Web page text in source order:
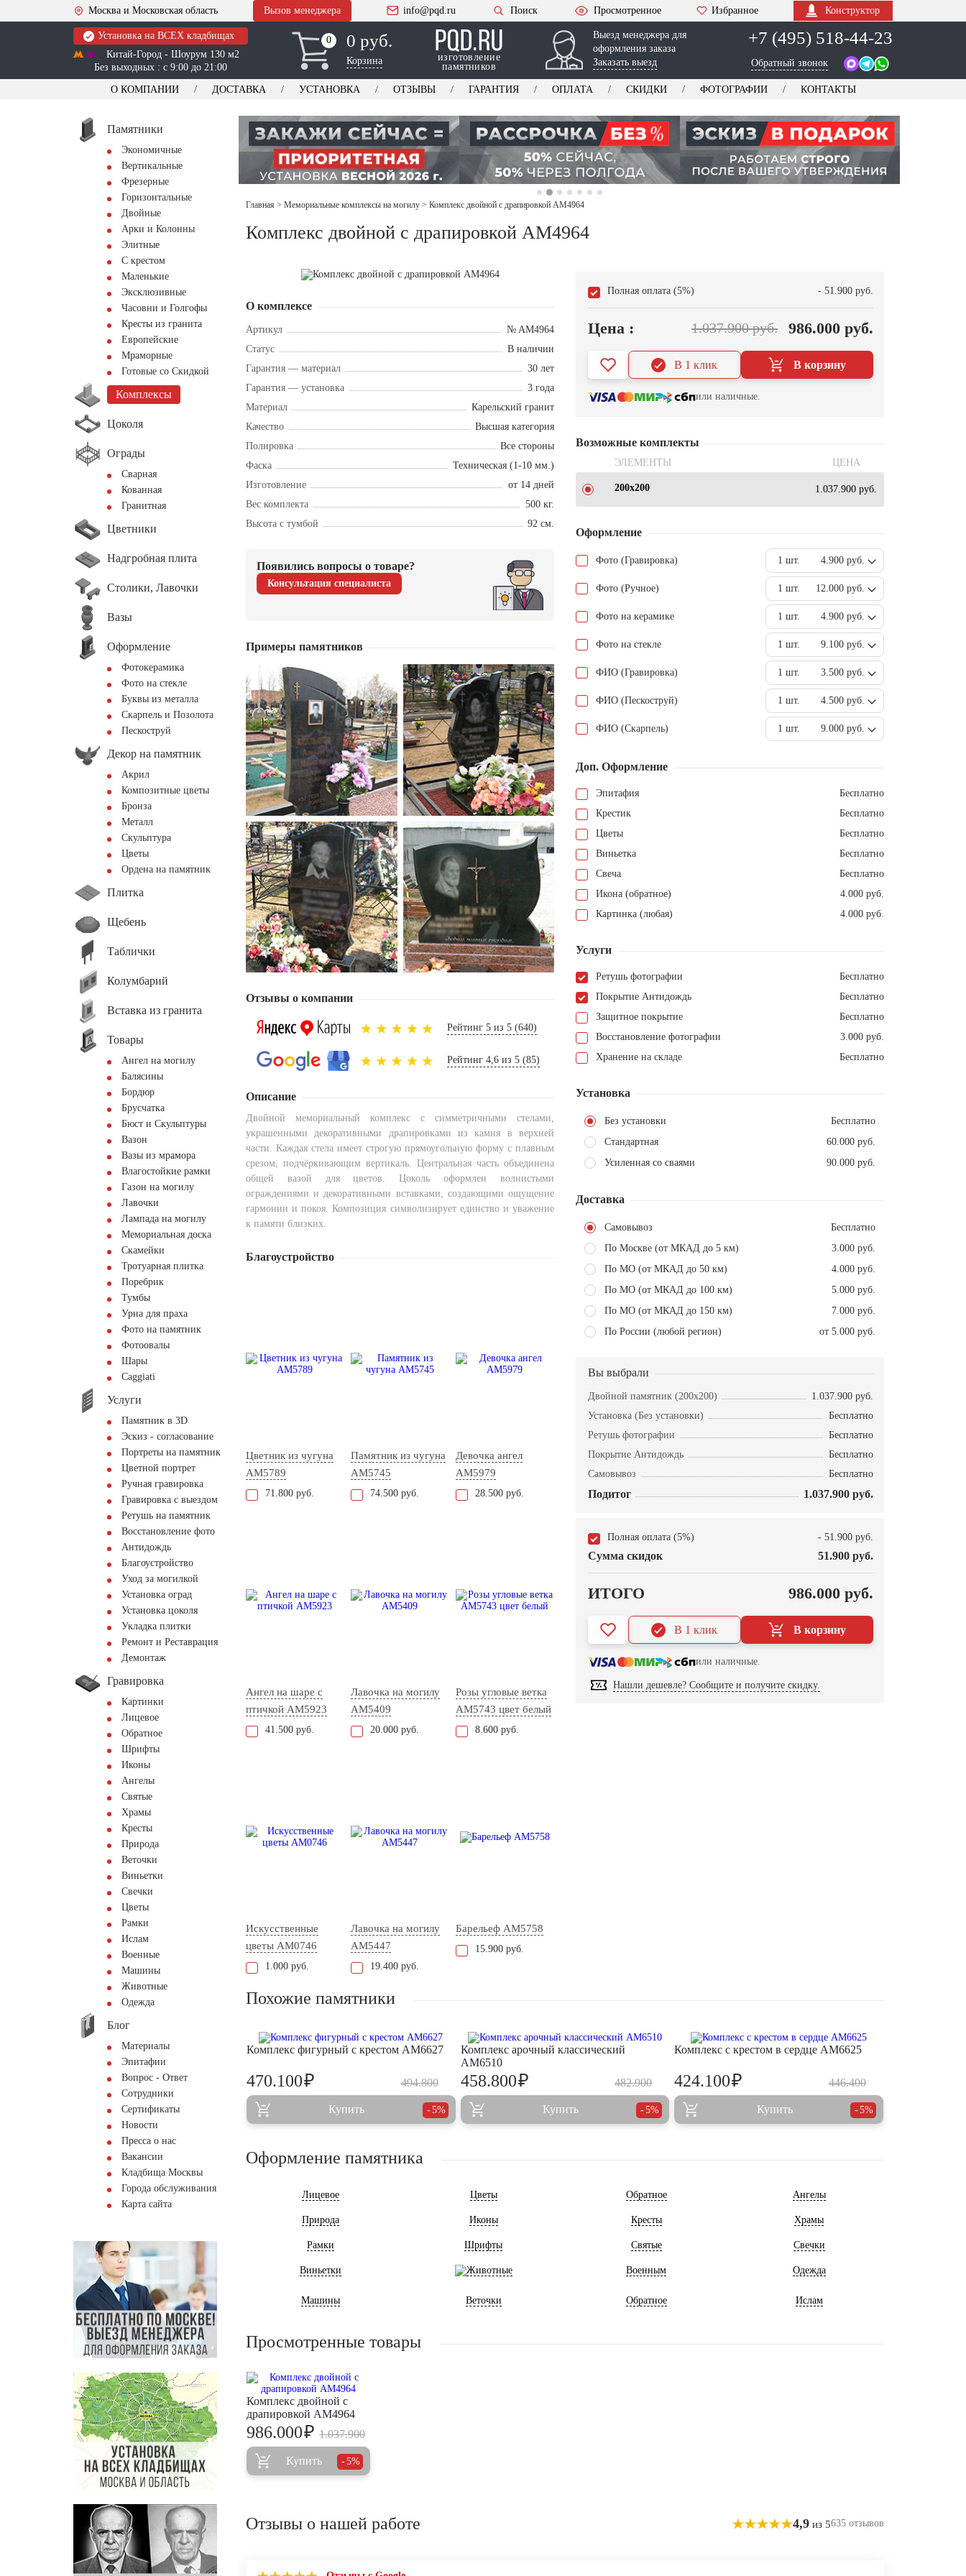
Москва и Московская область Вызов менеджера info@pqd.ru Поиск Просмотренное Избранное Конструктор
Установка на ВСЕХ кладбищах
Китай-Город - Шоурум 130 м2
Без выходных : с 9:00 до 21:00
0
0 0 руб.
Корзина
изготовление
памятников
Выезд менеджера для
оформления заказа
Заказать выезд
+7 (495) 518-44-23
Обратный звонок
О КОМПАНИИ ДОСТАВКА УСТАНОВКА ОТЗЫВЫ ГАРАНТИЯ ОПЛАТА СКИДКИ ФОТОГРАФИИ КОНТАКТЫ
Памятники
Экономичные
Вертикальные
Фрезерные
Горизонтальные
Двойные
Арки и Колонны
Элитные
С крестом
Маленькие
Эксклюзивные
Часовни и Голгофы
Кресты из гранита
Европейские
Мраморные
Готовые со Скидкой
Комплексы
Цоколя
Ограды
Сварная
Кованная
Гранитная
Цветники
Надгробная плита
Столики, Лавочки
Вазы
Оформление
Фотокерамика
Фото на стекле
Буквы из металла
Скарпель и Позолота
Пескоструй
Декор на памятник
Акрил
Композитные цветы
Бронза
Металл
Скульптура
Цветы
Ордена на памятник
Плитка
Щебень
Таблички
Колумбарий
Вставка из гранита
Товары
Ангел на могилу
Балясины
Бордюр
Брусчатка
Бюст и Скульптуры
Вазон
Вазы из мрамора
Влагостойкие рамки
Газон на могилу
Лавочки
Лампада на могилу
Мемориальная доска
Скамейки
Тротуарная плитка
Поребрик
Тумбы
Урна для праха
Фото на памятник
Фотоовалы
Шары
Сaggiati
Услуги
Памятник в 3D
Эскиз - согласование
Портреты на памятник
Цветной портрет
Ручная гравировка
Гравировка с выездом
Ретушь на памятник
Восстановление фото
Антидождь
Благоустройство
Уход за могилкой
Установка оград
Установка цоколя
Укладка плитки
Ремонт и Реставрация
Демонтаж
Гравировка
Картинки
Лицевое
Обратное
Шрифты
Иконы
Ангелы
Святые
Храмы
Кресты
Природа
Веточки
Виньетки
Свечки
Цветы
Рамки
Ислам
Военные
Машины
Животные
Одежда
Блог
Материалы
Эпитафии
Вопрос - Ответ
Сотрудники
Сертификаты
Новости
Пресса о нас
Вакансии
Кладбища Москвы
Города обслуживания
Карта сайта
Главная > Мемориальные комплексы на могилу > Комплекс двойной с драпировкой AM4964
Комплекс двойной с драпировкой AM4964
О комплексе
Артикул
№ AM4964
Статус
В наличии
Гарантия — материал
30 лет
Гарантия — установка
3 года
Материал
Карельский гранит
Качество
Высшая категория
Полировка
Все стороны
Фаска
Техническая (1-10 мм.)
Изготовление
от 14 дней
Вес комплекта
500 кг.
Высота с тумбой
92 см.
Появились вопросы о товаре?
Консультация специалиста
Примеры памятников
Отзывы о компании
Рейтинг 5 из 5 (640)
Рейтинг 4,6 из 5 (85)
Описание
Двойной мемориальный комплекс с симметричными стелами,
украшенными декоративными драпировками из камня в верхней
части. Каждая стела имеет строгую прямоугольную форму с плавным
срезом, подчёркивающим вертикаль. Центральная часть объединена
общей вазой для цветов. Цоколь оформлен волнистыми
ограждениями и декоративными вставками, создающими ощущение
гармонии и покоя. Композиция символизирует единство и уважение
к памяти близких.
Благоустройство
Цветник из чугуна
AM5789
71.800 руб.
Памятник из чугуна
AM5745
74.500 руб.
Девочка ангел
AM5979
28.500 руб.
Ангел на шаре с
птичкой AM5923
41.500 руб.
Лавочка на могилу
AM5409
20.000 руб.
Розы угловые ветка
AM5743 цвет белый
8.600 руб.
Искусственные
цветы AM0746
1.000 руб.
Лавочка на могилу
AM5447
19.400 руб.
Барельеф AM5758
15.900 руб.
Полная оплата (5%) - 51.900 руб.
Цена : 1.037.900 руб. 986.000 руб.
В корзину
В 1 клик
или наличные.
Возможные комплекты
ЭЛЕМЕНТЫ ЦЕНА
200х200 1.037.900 руб.
Оформление
Фото (Гравировка) 1 шт. 4.900 руб.
Фото (Ручное) 1 шт. 12.000 руб.
Фото на керамике 1 шт. 4.900 руб.
Фото на стекле 1 шт. 9.100 руб.
ФИО (Гравировка) 1 шт. 3.500 руб.
ФИО (Пескоструй) 1 шт. 4.500 руб.
ФИО (Скарпель) 1 шт. 9.000 руб.
Доп. Оформление
Эпитафия
Бесплатно
Крестик
Бесплатно
Цветы
Бесплатно
Виньетка
Бесплатно
Свеча
Бесплатно
Икона (обратное)
4.000 руб.
Картинка (любая)
4.000 руб.
Услуги
Ретушь фотографии
Бесплатно
Покрытие Антидождь
Бесплатно
Защитное покрытие
Бесплатно
Восстановление фотографии
3.000 руб.
Хранение на складе
Бесплатно
Установка
Без установки
Бесплатно
Стандартная
60.000 руб.
Усиленная со сваями
90.000 руб.
Доставка
Самовывоз
Бесплатно
По Москве (от МКАД до 5 км)
3.000 руб.
По МО (от МКАД до 50 км)
4.000 руб.
По МО (от МКАД до 100 км)
5.000 руб.
По МО (от МКАД до 150 км)
7.000 руб.
По России (любой регион)
от 5.000 руб.
Вы выбрали
Двойной памятник (200х200)
1.037.900 руб.
Установка (Без установки)
Бесплатно
Ретушь фотографии
Бесплатно
Покрытие Антидождь
Бесплатно
Самовывоз
Бесплатно
Подитог 1.037.900 руб.
Полная оплата (5%) - 51.900 руб.
Сумма скидок 51.900 руб.
ИТОГО 986.000 руб.
В корзину
В 1 клик
или наличные.
Нашли дешевле? Сообщите и получите скидку.
Похожие памятники
Комплекс фигурный с крестом AM6627
494.800
470.100₽
Купить 5%
Комплекс арочный классический
AM6510
482.900
458.800₽
Купить 5%
Комплекс с крестом в сердце AM6625
446.400
424.100₽
Купить 5%
Оформление памятника
Лицевое Цветы Обратное Ангелы
Природа Иконы Кресты Храмы
Рамки Шрифты Святые Свечки
Виньетки Животные Военным Одежда
Машины Веточки Обратное Ислам
Просмотренные товары
Комплекс двойной с
драпировкой AM4964
1.037.900
986.000₽
Купить 5%
Отзывы о нашей работе 4,9 из 5635 отзывов